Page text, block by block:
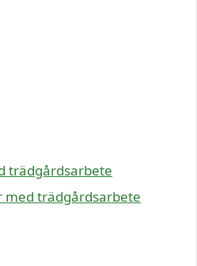
trädgårdsarbete
med trädgårdsarbete